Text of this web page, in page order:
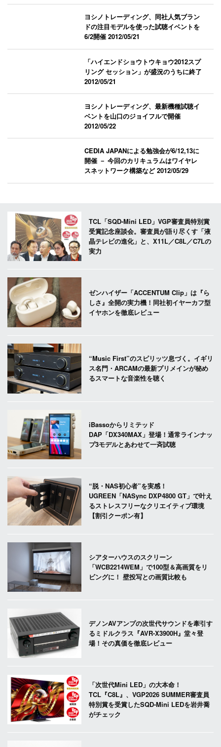
ヨシノトレーディング、同社人気ブラン
ドの注目モデルを使った試聴イベントを
6/2開催2012/05/21
「ハイエンドショウトウキョウ2012スプ
リング セッション」が盛況のうちに終了
2012/05/21
ヨシノトレーディング、最新機種試聴イ
ベントを山口のジョイフルで開催
2012/05/22
CEDIA JAPANによる勉強会が6/12,13に
開催 － 今回のカリキュラムはワイヤレ
スネットワーク構築など2012/05/29
TCL「SQD-Mini LED」VGP審査員特別賞
受賞記念座談会。審査員が語り尽くす「液
晶テレビの進化」と、X11L／C8L／C7Lの
実力
ゼンハイザー「ACCENTUM Clip」は『ら
しさ』全開の実力機！同社初イヤーカフ型
イヤホンを徹底レビュー
“Music First”のスピリッツ息づく。イギリ
ス名門・ARCAMの最新プリメインが秘め
るスマートな音楽性を聴く
iBassoからリミテッド
DAP「DX340MAX」登場！通常ラインナッ
プ3モデルとあわせて一斉試聴
“脱・NAS初心者”を実感！
UGREEN「NASync DXP4800 GT」で叶え
るストレスフリーなクリエイティブ環境
【割引クーポン有】
シアターハウスのスクリーン
「WCB2214WEM」で100型＆高画質をリ
ビングに！ 壁投写との画質比較も
デノンAVアンプの次世代サウンドを牽引す
るミドルクラス『AVR-X3900H』堂々登
場！その真価を徹底レビュー
「次世代Mini LED」の大本命！
TCL『C8L』、VGP2026 SUMMER審査員
特別賞を受賞したSQD-Mini LEDを岩井喬
がチェック